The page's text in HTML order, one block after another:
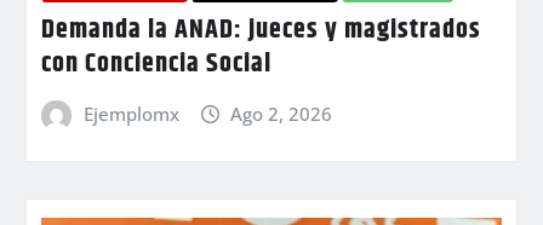
Demanda la ANAD: jueces y magistrados
con Conciencia Social
Ejemplomx Ago 2, 2026